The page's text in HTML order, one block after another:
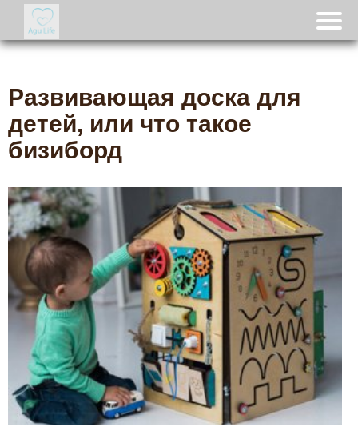
Развивающая доска для
детей, или что такое
бизиборд